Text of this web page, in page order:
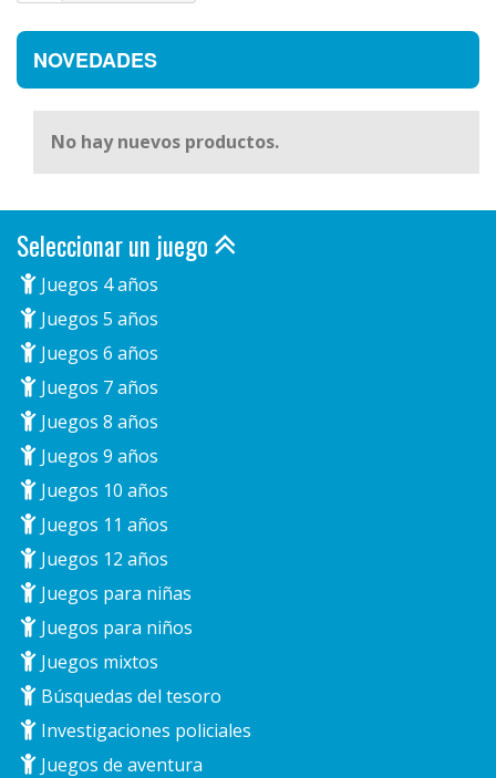
NOVEDADES
No hay nuevos productos.
Seleccionar un juego
Juegos 4 años
Juegos 5 años
Juegos 6 años
Juegos 7 años
Juegos 8 años
Juegos 9 años
Juegos 10 años
Juegos 11 años
Juegos 12 años
Juegos para niñas
Juegos para niños
Juegos mixtos
Búsquedas del tesoro
Investigaciones policiales
Juegos de aventura